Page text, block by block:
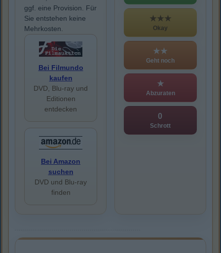
ggf. eine Provision. Für
Sie entstehen keine
Mehrkosten.
Bei Filmundo
kaufen
DVD, Blu-ray und
Editionen
entdecken
Bei Amazon
suchen
DVD und Blu-ray
finden
★★★
Okay
★★
Geht noch
★
Abzuraten
0
Schrott